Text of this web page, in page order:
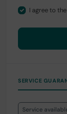
I agree to the
SERVICE
Service